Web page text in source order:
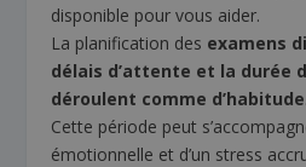
disponible pour vous aider.
La planification des examens
délais d’attente et la durée
déroulent comme d’habitude
Cette période peut
émotionnelle et d’un stress